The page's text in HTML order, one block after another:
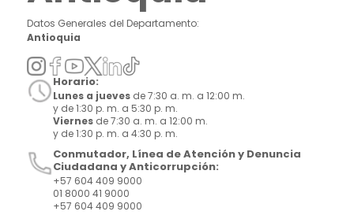
Datos Generales del Departamento:
Antioquia
Horario:
Lunes a jueves de 7:30 a. m. a 12:00 m.
y de 1:30 p. m. a 5:30 p. m.
Viernes de 7:30 a. m. a 12:00 m.
y de 1:30 p. m. a 4:30 p. m.
Conmutador, Línea de Atención y Denuncia
Ciudadana y Anticorrupción:
+57 604 409 9000
01 8000 41 9000
+57 604 409 9000